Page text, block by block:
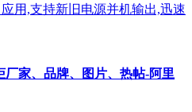
用,支持新旧电源并机输出,迅速
厂家、品牌、图片、热帖-阿里